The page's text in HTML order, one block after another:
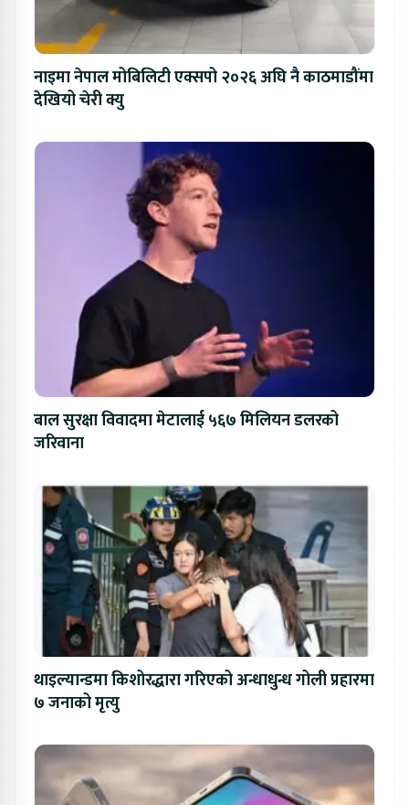
नाइमा नेपाल मोबिलिटी एक्सपो २०२६ अघि नै काठमाडौंमा
देखियो चेरी क्यु
बाल सुरक्षा विवादमा मेटालाई ५६७ मिलियन डलरको
जरिवाना
थाइल्यान्डमा किशोरद्धारा गरिएको अन्धाधुन्ध गोली प्रहारमा
७ जनाको मृत्यु